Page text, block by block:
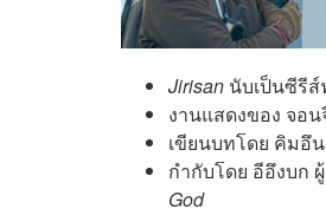
Jirisan นับเป็นซีรีส์
งานแสดงของ จอ
เขียนบทโดย คิมอึ
กำกับโดย อีอึงบก
God